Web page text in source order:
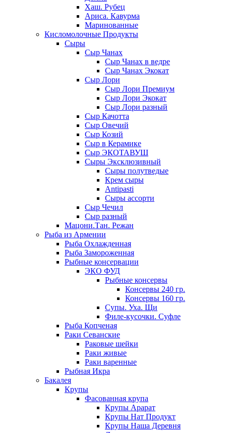
Хаш. Рубец
Ариса. Кавурма
Маринованные
Кисломолочные Продукты
Сыры
Сыр Чанах
Сыр Чанах в ведре
Сыр Чанах Экокат
Сыр Лори
Сыр Лори Премиум
Сыр Лори Экокат
Сыр Лори разный
Сыр Качотта
Сыр Овечий
Сыр Козий
Сыр в Керамике
Сыр ЭКОТАВУШ
Сыры Эксклюзивный
Сыры полутведые
Крем сыры
Antipasti
Сыры ассорти
Сыр Чечил
Сыр разный
Мацони.Тан. Режан
Рыба из Армении
Рыба Охлажденная
Рыба Замороженная
Рыбные консервации
ЭКО ФУД
Рыбные консервы
Консервы 240 гр.
Консервы 160 гр.
Супы. Уха. Щи
Филе-кусочки. Суфле
Рыба Копченая
Раки Севанские
Раковые шейки
Раки живые
Раки варенные
Рыбная Икра
Бакалея
Крупы
Фасованная крупа
Крупы Арарат
Крупы Нат Продукт
Крупы Наша Деревня